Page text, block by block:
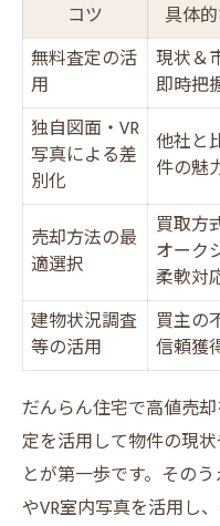
コツ 具体
無料査定の活
用
現状＆
即時把
独自図面・VR
写真による差
別化
他社と
件の魅
売却方法の最
適選択
買取方
オーク
柔軟対
建物状況調査
等の活用
買主の
信頼獲
だんらん住宅で高値売
定を活用して物件の現
とが第一歩です。その
やVR室内写真を活用し